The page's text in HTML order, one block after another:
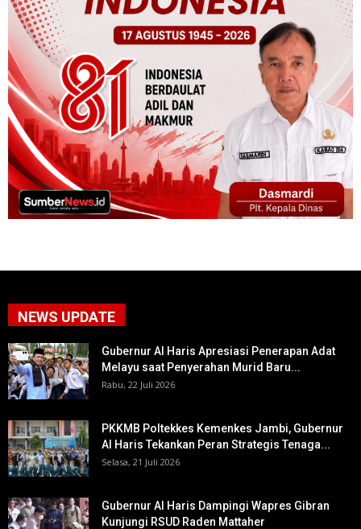
NEWS UPDATE
Gubernur Al Haris Apresiasi Penerapan Adat
Melayu saat Penyerahan Murid Baru...
Rabu, 22 Juli 2026
PKKMB Poltekkes Kemenkes Jambi, Gubernur
Al Haris Tekankan Peran Strategis Tenaga...
Selasa, 21 Juli 2026
Gubernur Al Haris Dampingi Wapres Gibran
Kunjungi RSUD Raden Mattaher